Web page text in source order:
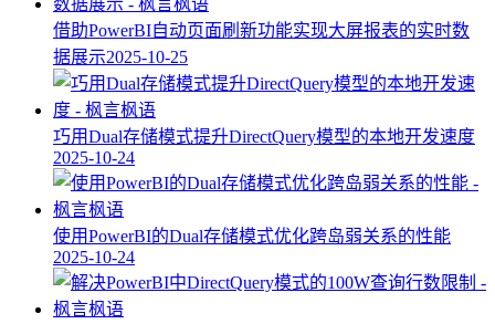
借助PowerBI自动页面刷新功能实现大屏报表的实时数
据展示2025-10-25
巧用Dual存储模式提升DirectQuery模型的本地开发速度
2025-10-24
使用PowerBI的Dual存储模式优化跨岛弱关系的性能
2025-10-24